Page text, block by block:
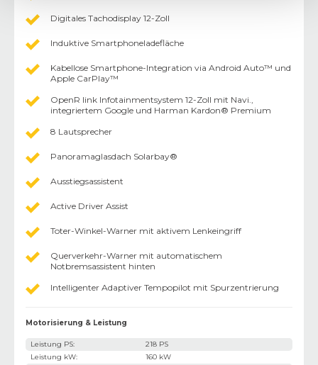
Digitales Tachodisplay 12-Zoll
Induktive Smartphoneladefläche
Kabellose Smartphone-Integration via Android Auto™ und
Apple CarPlay™
OpenR link Infotainmentsystem 12-Zoll mit Navi.,
integriertem Google und Harman Kardon® Premium
8 Lautsprecher
Panoramaglasdach Solarbay®
Ausstiegsassistent
Active Driver Assist
Toter-Winkel-Warner mit aktivem Lenkeingriff
Querverkehr-Warner mit automatischem
Notbremsassistent hinten
Intelligenter Adaptiver Tempopilot mit Spurzentrierung
Motorisierung & Leistung
Leistung PS:
218 PS
Leistung kW: 160 kW